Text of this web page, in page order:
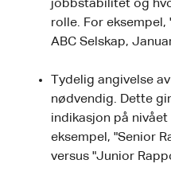
jobbstabilitet og
rolle. For
ABC Selskap,
Tydelig angivelse
nødvendig. Dette
indikasjon på
eksempel, "Senior
versus "Junior